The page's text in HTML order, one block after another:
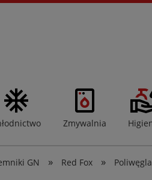
Zmywalnia
GN » Red Fox »